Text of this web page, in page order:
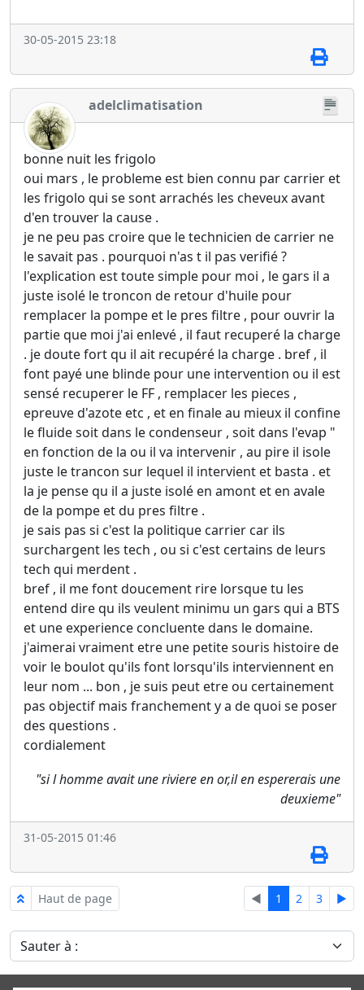
30-05-2015 23:18
adelclimatisation
bonne nuit les frigolo
oui mars , le probleme est bien connu par carrier et
les frigolo qui se sont arrachés les cheveux avant
d'en trouver la cause .
je ne peu pas croire que le technicien de carrier ne
le savait pas . pourquoi n'as t il pas verifié ?
l'explication est toute simple pour moi , le gars il a
juste isolé le troncon de retour d'huile pour
remplacer la pompe et le pres filtre , pour ouvrir la
partie que moi j'ai enlevé , il faut recuperé la charge
. je doute fort qu il ait recupéré la charge . bref , il
font payé une blinde pour une intervention ou il est
sensé recuperer le FF , remplacer les pieces ,
epreuve d'azote etc , et en finale au mieux il confine
le fluide soit dans le condenseur , soit dans l'evap "
en fonction de la ou il va intervenir , au pire il isole
juste le trancon sur lequel il intervient et basta . et
la je pense qu il a juste isolé en amont et en avale
de la pompe et du pres filtre .
je sais pas si c'est la politique carrier car ils
surchargent les tech , ou si c'est certains de leurs
tech qui merdent .
bref , il me font doucement rire lorsque tu les
entend dire qu ils veulent minimu un gars qui a BTS
et une experience concluente dans le domaine.
j'aimerai vraiment etre une petite souris histoire de
voir le boulot qu'ils font lorsqu'ils interviennent en
leur nom ... bon , je suis peut etre ou certainement
pas objectif mais franchement y a de quoi se poser
des questions .
cordialement
"si l homme avait une riviere en or,il en espererais une
deuxieme"
31-05-2015 01:46
Haut de page ◄ 1 2 3 ►
Sauter à :